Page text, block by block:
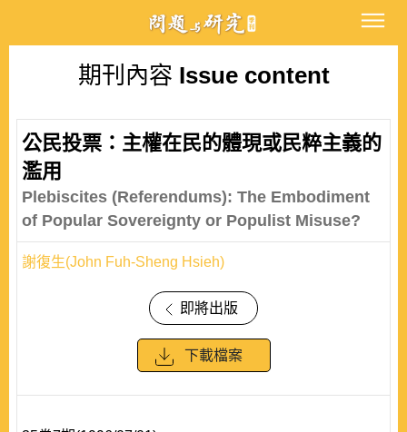
期刊內容 Issue content
公民投票：主權在民的體現或民粹主義的
濫用
Plebiscites (Referendums): The Embodiment
of Popular Sovereignty or Populist Misuse?
謝復生(John Fuh-Sheng Hsieh)
即將出版
下載檔案